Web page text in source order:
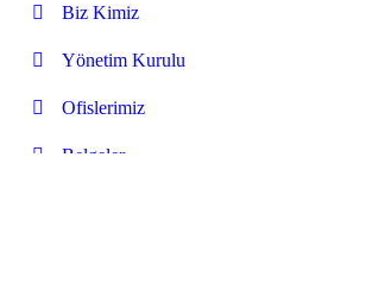
Biz Kimiz
Yönetim Kurulu​
Ofislerimiz
Belgeler